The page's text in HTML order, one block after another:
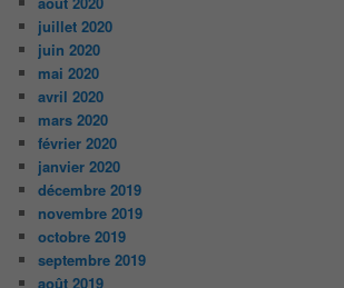
juillet 2020
juin 2020
mai 2020
avril 2020
mars 2020
février 2020
janvier 2020
décembre 2019
novembre 2019
octobre 2019
septembre 2019
août 2019